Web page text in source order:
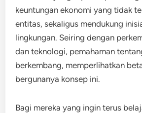
keuntungan ekonomi yang tidak
entitas, sekaligus mendukung
lingkungan. Seiring dengan
dan teknologi, pemahaman
berkembang, memperlihatkan
bergunanya konsep ini.
Bagi mereka yang ingin terus